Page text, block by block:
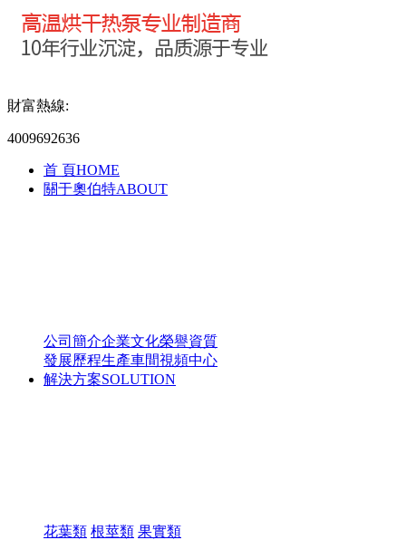
財富熱線:
4009692636
首 頁HOME
關于奧伯特ABOUT
公司簡介企業文化榮譽資質
發展歷程生產車間視頻中心
解決方案SOLUTION
花葉類 根莖類 果實類